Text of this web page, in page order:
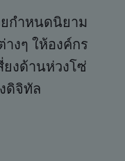
กำหนดนิยาม
งๆ ให้องค์กร
ยงด้านห่วงโซ่
ดิจิทัล